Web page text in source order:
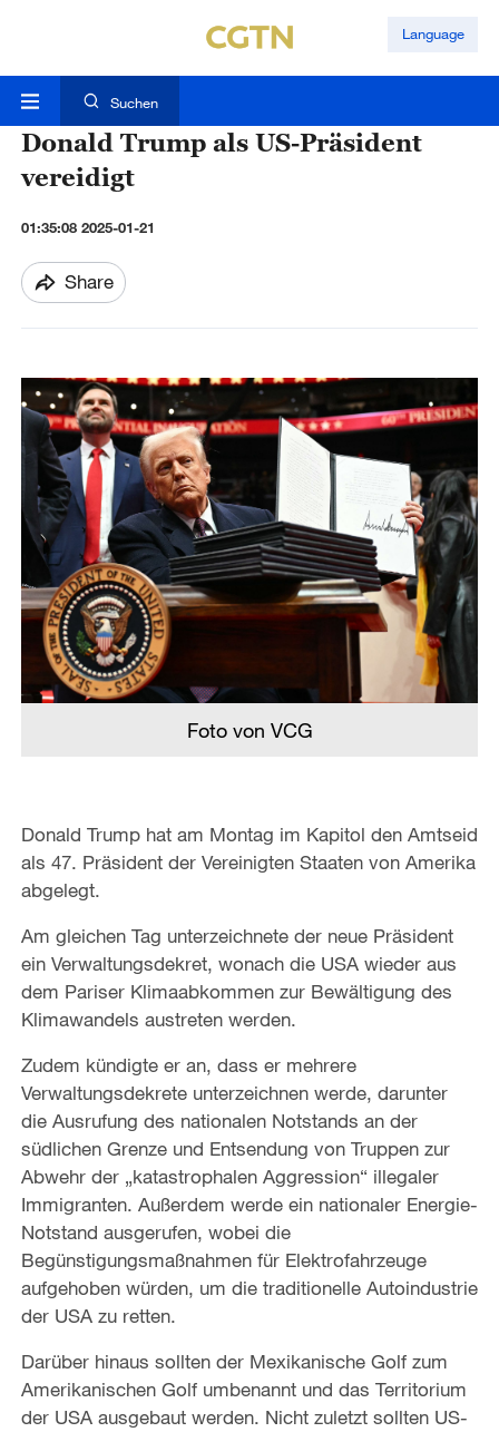
Language
Suchen
Donald Trump als US-Präsident
vereidigt
01:35:08 2025-01-21
Share
Foto von VCG
Donald Trump hat am Montag im Kapitol den Amtseid
als 47. Präsident der Vereinigten Staaten von Amerika
abgelegt.
Am gleichen Tag unterzeichnete der neue Präsident
ein Verwaltungsdekret, wonach die USA wieder aus
dem Pariser Klimaabkommen zur Bewältigung des
Klimawandels austreten werden.
Zudem kündigte er an, dass er mehrere
Verwaltungsdekrete unterzeichnen werde, darunter
die Ausrufung des nationalen Notstands an der
südlichen Grenze und Entsendung von Truppen zur
Abwehr der „katastrophalen Aggression“ illegaler
Immigranten. Außerdem werde ein nationaler Energie-
Notstand ausgerufen, wobei die
Begünstigungsmaßnahmen für Elektrofahrzeuge
aufgehoben würden, um die traditionelle Autoindustrie
der USA zu retten.
Darüber hinaus sollten der Mexikanische Golf zum
Amerikanischen Golf umbenannt und das Territorium
der USA ausgebaut werden. Nicht zuletzt sollten US-